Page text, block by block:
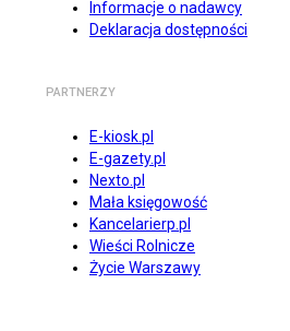
Informacje o nadawcy
Deklaracja dostępności
PARTNERZY
E-kiosk.pl
E-gazety.pl
Nexto.pl
Mała księgowość
Kancelarierp.pl
Wieści Rolnicze
Życie Warszawy